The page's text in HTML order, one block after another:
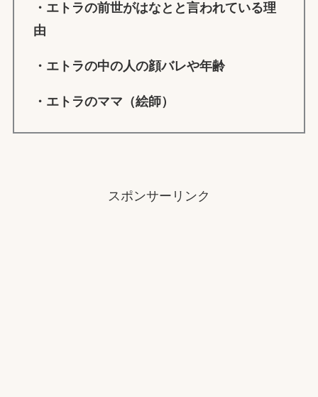
・ エトラの前世がはなと と言われている理
由
・ エトラの中の人の顔バレや年齢
・ エトラのママ（絵師）
スポンサーリンク